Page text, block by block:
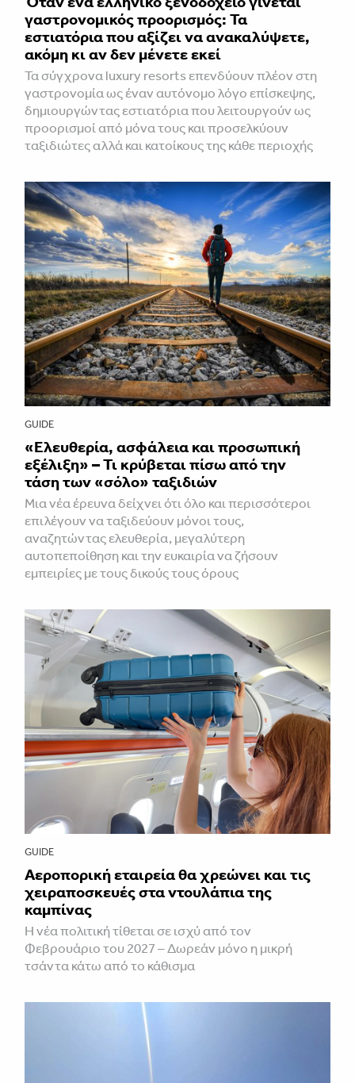
γαστρονομικός προορισμός: Τα
εστιατόρια που αξίζει να ανακαλύψετε,
ακόμη κι αν δεν μένετε εκεί
Τα σύγχρονα luxury resorts επενδύουν πλέον στη
γαστρονομία ως έναν αυτόνομο λόγο επίσκεψης,
δημιουργώντας εστιατόρια που λειτουργούν ως
προορισμοί από μόνα τους και προσελκύουν
ταξιδιώτες αλλά και κατοίκους της κάθε περιοχής
GUIDE
«Ελευθερία, ασφάλεια και προσωπική
εξέλιξη» – Τι κρύβεται πίσω από την
τάση των «σόλο» ταξιδιών
Μια νέα έρευνα δείχνει ότι όλο και περισσότεροι
επιλέγουν να ταξιδεύουν μόνοι τους,
αναζητώντας ελευθερία, μεγαλύτερη
αυτοπεποίθηση και την ευκαιρία να ζήσουν
εμπειρίες με τους δικούς τους όρους
GUIDE
Αεροπορική εταιρεία θα χρεώνει και τις
χειραποσκευές στα ντουλάπια της
καμπίνας
Η νέα πολιτική τίθεται σε ισχύ από τον
Φεβρουάριο του 2027 – Δωρεάν μόνο η μικρή
τσάντα κάτω από το κάθισμα